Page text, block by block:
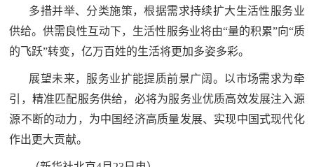
旅
红
色
文
旅
于
我
多措并举、分类施策，根据需求持续扩大生活性服务业
供给。供需良性互动下，生活性服务业将由“量的积累”向“质
的飞跃”转变，亿万百姓的生活将更加多姿多彩。
展望未来，服务业扩能提质前景广阔。以市场需求为牵
引，精准匹配服务供给，必将为服务业优质高效发展注入源
源不断的动力，为中国经济高质量发展、实现中国式现代化
作出更大贡献。